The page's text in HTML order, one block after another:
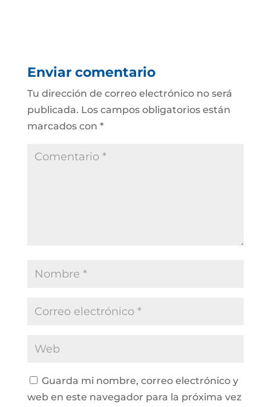
Enviar comentario
Tu dirección de correo electrónico no será
publicada. Los campos obligatorios están
marcados con *
Guarda mi nombre, correo electrónico y
web en este navegador para la próxima vez